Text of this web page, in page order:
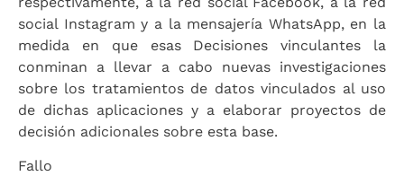
social Instagram y a la mensajería WhatsApp, en la
medida en que esas Decisiones vinculantes la
conminan a llevar a cabo nuevas investigaciones
sobre los tratamientos de datos vinculados al uso
de dichas aplicaciones y a elaborar proyectos de
decisión adicionales sobre esta base.
Fallo